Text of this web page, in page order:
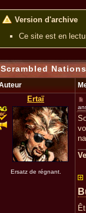
Version d'archive
Ce site est en
Scrambled
Ertaï
Ersatz de régnant.